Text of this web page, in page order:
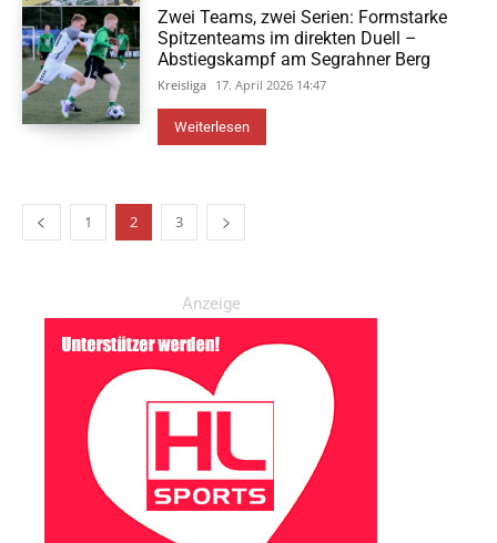
Zwei Teams, zwei Serien: Formstarke
Spitzenteams im direkten Duell –
Abstiegskampf am Segrahner Berg
Kreisliga 17. April 2026 14:47
Weiterlesen
1 2 3
Anzeige